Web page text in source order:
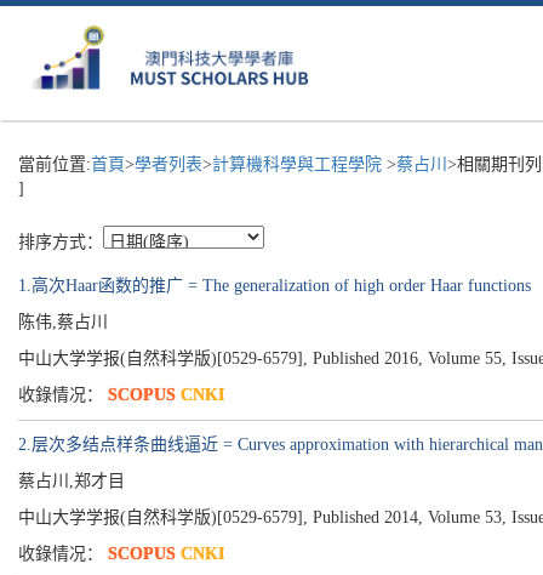
當前位置:首頁>學者列表>計算機科學與工程學院 >蔡占川 >相關期刊
]
排序方式：
1.高次Haar函数的推广 = The generalization of high order Haar functions
陈伟,蔡占川
中山大学学报(自然科学版)[0529-6579], Published 2016, Volume 55,
收錄情况： SCOPUS CNKI
2.层次多结点样条曲线逼近 = Curves approximation with hierarchical
蔡占川,郑才目
中山大学学报(自然科学版)[0529-6579], Published 2014, Volume 53,
收錄情况： SCOPUS CNKI